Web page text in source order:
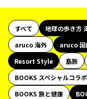
すべて 地球の歩き方
aruco 海外
aruco 国
Resort Style
島旅
BOOKS スペシャルコラボ
BOOKS 旅と健康